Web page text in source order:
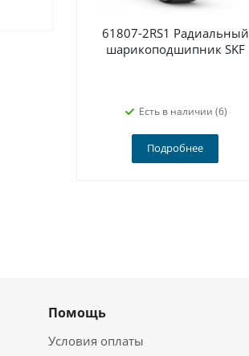
61807-2RS1 Радиальный
шарикоподшипник SKF
Есть в наличии (6)
Подробнее
Помощь
Условия оплаты